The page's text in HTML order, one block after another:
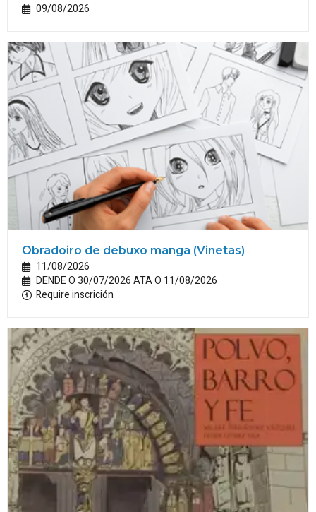
09/08/2026
Obradoiro de debuxo manga (Viñetas)
11/08/2026
DENDE O 30/07/2026 ATA O 11/08/2026
Require inscrición